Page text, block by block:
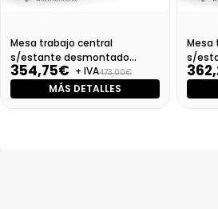
Mesa trabajo central
s/estante desmontado
Dim:1000X700X850
354,75€ + IVA473,00€
MÁS DETALLES
Mesa
s/